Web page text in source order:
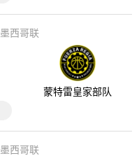
墨西哥联
蒙特雷皇家部队
墨西哥联